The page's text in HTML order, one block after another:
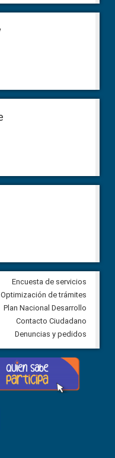
Veeduría Ciudadana para
construcción del asfaltado de
Ballenita del cantón Santa
7 agosto, 2026
Next
Encuesta de servicios
Optimización de trámites
Plan Nacional Desarrollo
Contacto Ciudadano
Denuncias y pedidos